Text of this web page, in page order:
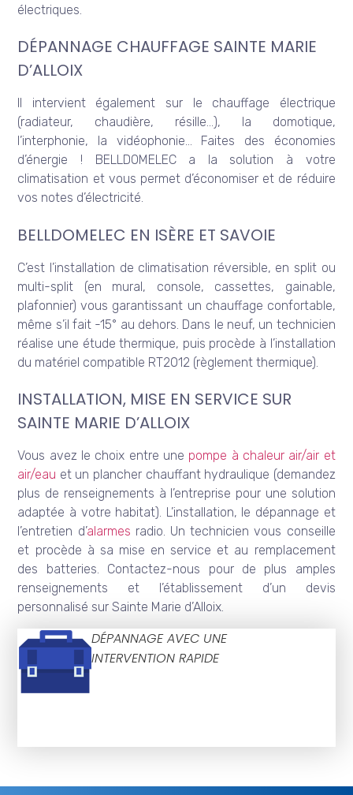
électriques.
DÉPANNAGE CHAUFFAGE SAINTE MARIE
D’ALLOIX
Il intervient également sur le chauffage électrique
(radiateur, chaudière, résille…), la domotique,
l’interphonie, la vidéophonie… Faites des économies
d’énergie ! BELLDOMELEC a la solution à votre
climatisation et vous permet d’économiser et de réduire
vos notes d’électricité.
BELLDOMELEC EN ISÈRE ET SAVOIE
C’est l’installation de climatisation réversible, en split ou
multi-split (en mural, console, cassettes, gainable,
plafonnier) vous garantissant un chauffage confortable,
même s’il fait -15° au dehors. Dans le neuf, un technicien
réalise une étude thermique, puis procède à l’installation
du matériel compatible RT2012 (règlement thermique).
INSTALLATION, MISE EN SERVICE SUR
SAINTE MARIE D’ALLOIX
Vous avez le choix entre une pompe à chaleur air/air et
air/eau et un plancher chauffant hydraulique (demandez
plus de renseignements à l’entreprise pour une solution
adaptée à votre habitat). L’installation, le dépannage et
l’entretien d’alarmes radio. Un technicien vous conseille
et procède à sa mise en service et au remplacement
des batteries. Contactez-nous pour de plus amples
renseignements et l’établissement d’un devis
personnalisé sur Sainte Marie d’Alloix.
DÉPANNAGE AVEC UNE
INTERVENTION RAPIDE